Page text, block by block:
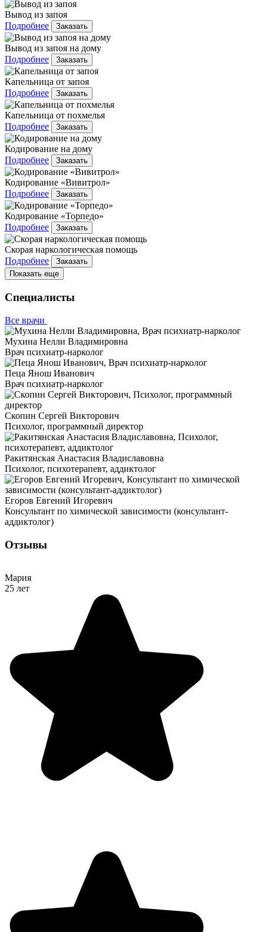
Вывод из запоя
Подробнее
Заказать
Вывод из запоя на дому
Подробнее
Заказать
Капельница от запоя
Подробнее
Заказать
Капельница от похмелья
Подробнее
Заказать
Кодирование на дому
Подробнее
Заказать
Кодирование «Вивитрол»
Подробнее
Заказать
Кодирование «Торпедо»
Подробнее
Заказать
Скорая наркологическая помощь
Подробнее
Заказать
Показать еще
Специалисты
Все врачи
Мухина Нелли Владимировна
Врач психиатр-нарколог
Пеца Янош Иванович
Врач психиатр-нарколог
Скопин Сергей Викторович
Психолог, программный директор
Ракитянская Анастасия Владиславовна
Психолог, психотерапевт, аддиктолог
Егоров Евгений Игоревич
Консультант по химической зависимости (консультант-
аддиктолог)
Отзывы
Мария
25 лет